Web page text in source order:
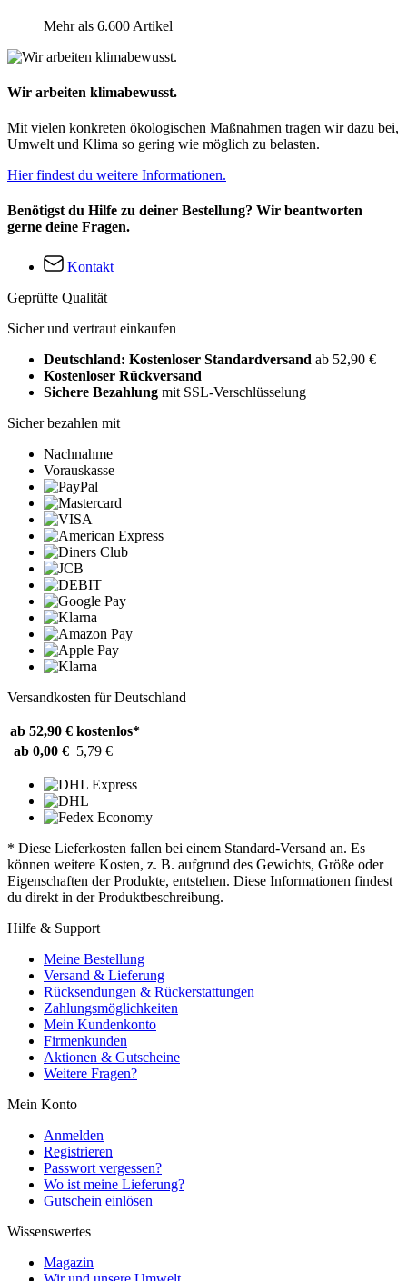
Mehr als 6.600 Artikel
Wir arbeiten klimabewusst.
Mit vielen konkreten ökologischen Maßnahmen tragen wir dazu bei,
Umwelt und Klima so gering wie möglich zu belasten.
Hier findest du weitere Informationen.
Benötigst du Hilfe zu deiner Bestellung? Wir beantworten
gerne deine Fragen.
Kontakt
Geprüfte Qualität
Sicher und vertraut einkaufen
Deutschland: Kostenloser Standardversand ab 52,90 €
Kostenloser Rückversand
Sichere Bezahlung mit SSL-Verschlüsselung
Sicher bezahlen mit
Nachnahme
Vorauskasse
Versandkosten für Deutschland
ab 52,90 € kostenlos*
ab 0,00 € 5,79 €
* Diese Lieferkosten fallen bei einem Standard-Versand an. Es
können weitere Kosten, z. B. aufgrund des Gewichts, Größe oder
Eigenschaften der Produkte, entstehen. Diese Informationen findest
du direkt in der Produktbeschreibung.
Hilfe & Support
Meine Bestellung
Versand & Lieferung
Rücksendungen & Rückerstattungen
Zahlungsmöglichkeiten
Mein Kundenkonto
Firmenkunden
Aktionen & Gutscheine
Weitere Fragen?
Mein Konto
Anmelden
Registrieren
Passwort vergessen?
Wo ist meine Lieferung?
Gutschein einlösen
Wissenswertes
Magazin